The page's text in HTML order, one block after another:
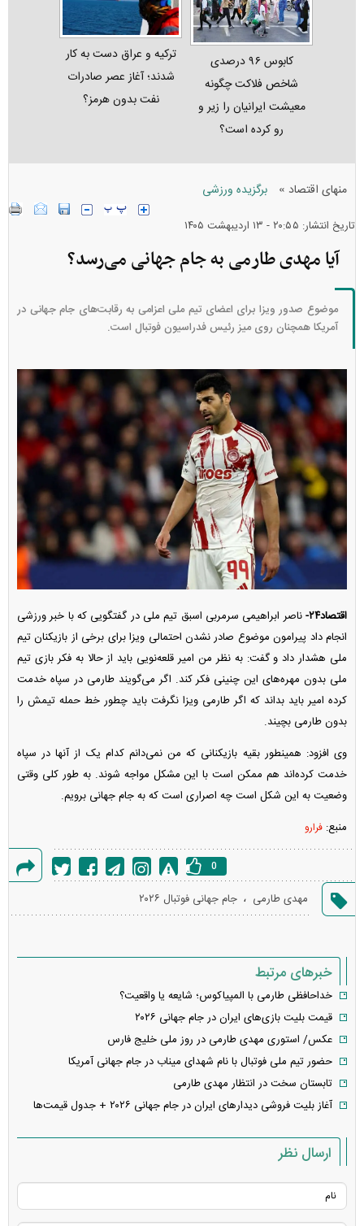
کابوس ۹۶ درصدی
شاخص فلاکت چگونه
معیشت ایرانیان را زیر و
رو کرده است؟
ترکیه و عراق دست به کار
شدند؛ آغاز عصر صادرات
نفت بدون هرمز؟
منهای اقتصاد » برگزیده ورزشی
تاریخ انتشار: ۲۰:۵۵ - ۱۳ ارديبهشت ۱۴۰۵
آیا مهدی طارمی به جام جهانی می‌رسد؟
موضوع صدور ویزا برای اعضای تیم ملی اعزامی به رقابت‌های جام جهانی در
آمریکا همچنان روی میز رئیس فدراسیون فوتبال است.
اقتصاد۲۴-
ناصر ابراهیمی سرمربی اسبق تیم ملی در گفتگویی که با خبر ورزشی
انجام داد پیرامون موضوع صادر نشدن احتمالی ویزا برای برخی از بازیکنان تیم
ملی هشدار داد و گفت: به نظر من امیر قلعه‌نویی باید از حالا به فکر بازی تیم
ملی بدون مهره‌های این چنینی فکر کند. اگر می‌گویند طارمی در سپاه خدمت
کرده امیر باید بداند که اگر طارمی ویزا نگرفت باید چطور خط حمله تیمش را
بدون طارمی بچیند.
وی افزود: همینطور بقیه بازیکنانی که من نمی‌دانم کدام یک از آنها در سپاه
خدمت کرده‌اند هم ممکن است با این مشکل مواجه شوند. به طور کلی وقتی
وضعیت به این شکل است چه اصراری است که به جام جهانی برویم.
منبع: فرارو
گزارش
خطا
0
مهدی طارمی ، جام جهانی فوتبال ۲۰۲۶
خبرهای مرتبط
خداحافظی طارمی با المپیاکوس؛ شایعه یا واقعیت؟
قیمت بلیت بازی‌های ایران در جام جهانی ۲۰۲۶
عکس/ استوری مهدی طارمی در روز ملی خلیج فارس
حضور تیم‌ ملی فوتبال با نام شهدای میناب در جام جهانی آمریکا
تابستان سخت در انتظار مهدی طارمی
آغاز بلیت فروشی دیدار‌های ایران در جام جهانی ۲۰۲۶ + جدول قیمت‌ها
ارسال نظر